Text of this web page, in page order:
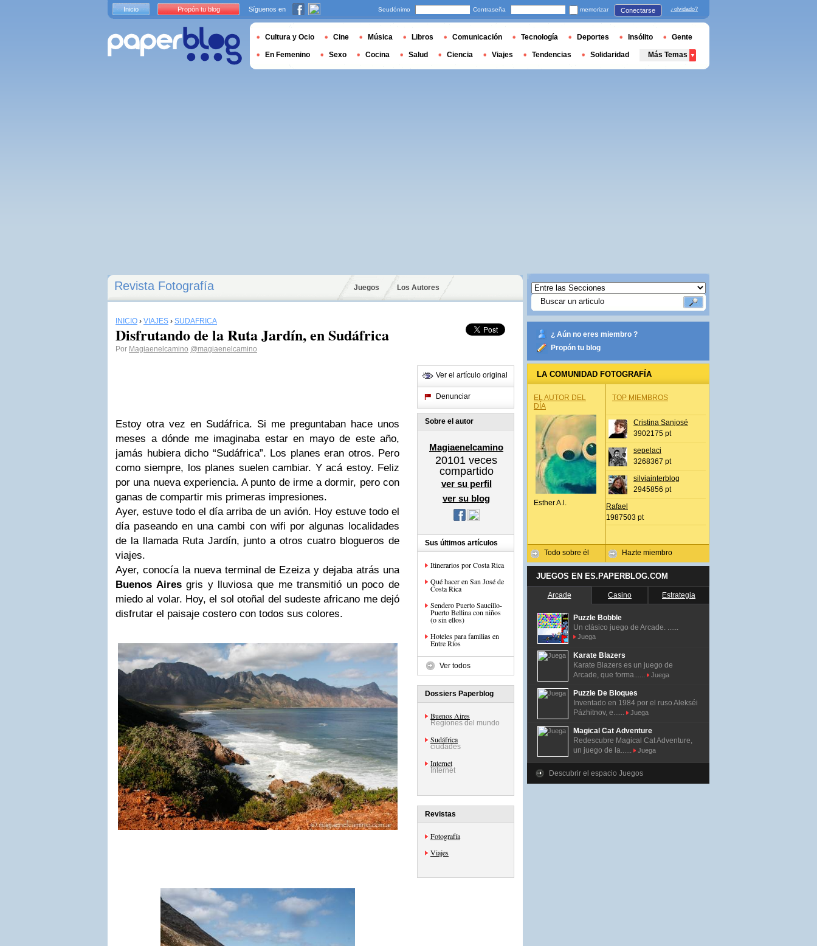
Revista Fotografía Juegos Los Autores
INICIO › VIAJES › SUDÁFRICA
Disfrutando de la Ruta Jardín, en Sudáfrica
Por Magiaenelcamino @magiaenelcamino
Estoy otra vez en Sudáfrica. Si me preguntaban hace unos
meses a dónde me imaginaba estar en mayo de este año,
jamás hubiera dicho “Sudáfrica”. Los planes eran otros. Pero
como siempre, los planes suelen cambiar. Y acá estoy. Feliz
por una nueva experiencia. A punto de irme a dormir, pero con
ganas de compartir mis primeras impresiones.
Ayer, estuve todo el día arriba de un avión. Hoy estuve todo el
día paseando en una cambi con wifi por algunas localidades
de la llamada Ruta Jardín, junto a otros cuatro blogueros de
viajes.
Ayer, conocía la nueva terminal de Ezeiza y dejaba atrás una
Buenos Airesgris y lluviosa que me transmitió un poco de
miedo al volar. Hoy, el sol otoñal del sudeste africano me dejó
disfrutar el paisaje costero con todos sus colores.
Ver el artículo original
Denunciar
Sobre el autor
Magiaenelcamino
20101 veces
compartido
ver su perfil
ver su blog
Sus últimos artículos
Itinerarios por Costa Rica
Qué hacer en San José de
Costa Rica
Sendero Puerto Saucillo-
Puerto Bellina con niños
(o sin ellos)
Hoteles para familias en
Entre Ríos
Ver todos
Dossiers Paperblog
Buenos Aires
Regiones del mundo
Sudáfrica
ciudades
Internet
Internet
Revistas
Fotografía
Viajes
¿ Aún no eres miembro ?
Propón tu blog
LA COMUNIDAD FOTOGRAFÍA
EL AUTOR DEL
DÍA
Esther A.l.
Todo sobre él
TOP MIEMBROS
Cristina Sanjosé
3902175 pt
sepelaci
3268367 pt
silviainterblog
2945856 pt
Rafael
1987503 pt
Hazte miembro
JUEGOS EN ES.PAPERBLOG.COM
Arcade Casino Estrategia
Puzzle Bobble
Un clásico juego de Arcade. ......
Juega
Karate Blazers
Karate Blazers es un juego de
Arcade, que forma......
Juega
Puzzle De Bloques
Inventado en 1984 por el ruso Alekséi
Pázhitnov, e......
Juega
Magical Cat Adventure
Redescubre Magical Cat Adventure,
un juego de la......
Juega
Descubrir el espacio Juegos
Inicio Propón tu blog Síguenos en Seudónimo Contraseña memorizar Conectarse ¿olvidado?
Cultura y Ocio Cine Música Libros Comunicación Tecnología Deportes Insólito Gente
En Femenino Sexo Cocina Salud Ciencia Viajes Tendencias Solidaridad Más Temas